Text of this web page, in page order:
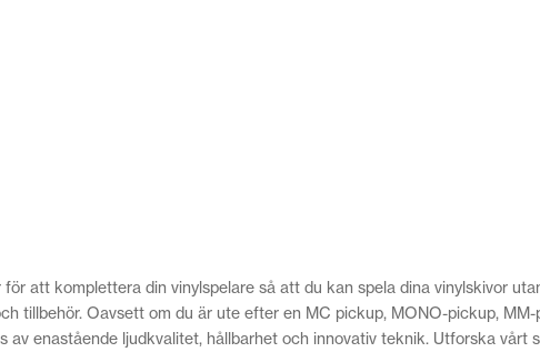
att komplettera din vinylspelare så att du kan spela dina vinylskivor
tillbehör. Oavsett om du är ute efter en MC pickup, MONO-pickup,
enastående ljudkvalitet, hållbarhet och innovativ teknik. Utforska vårt